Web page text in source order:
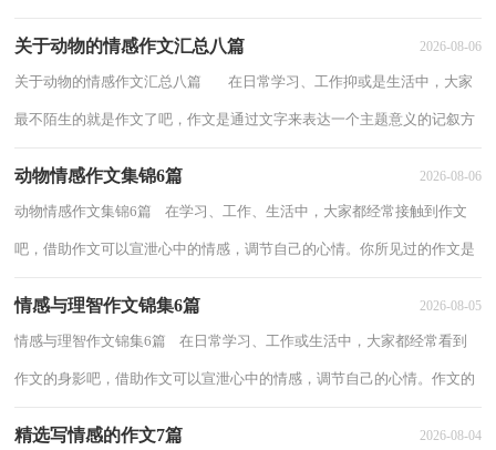
关于动物的情感作文汇总八篇 2026-08-06
关于动物的情感作文汇总八篇 在日常学习、工作抑或是生活中，大家
最不陌生的就是作文了吧，作文是通过文字来表达一个主题意义的记叙方
动物情感作文集锦6篇 2026-08-06
动物情感作文集锦6篇 在学习、工作、生活中，大家都经常接触到作文
吧，借助作文可以宣泄心中的情感，调节自己的心情。你所见过的作文是
情感与理智作文锦集6篇 2026-08-05
情感与理智作文锦集6篇 在日常学习、工作或生活中，大家都经常看到
作文的身影吧，借助作文可以宣泄心中的情感，调节自己的心情。作文的
精选写情感的作文7篇 2026-08-04